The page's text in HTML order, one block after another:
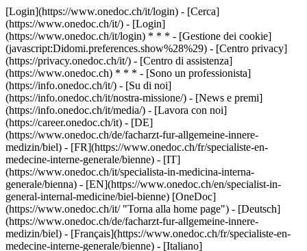
[Login](https://www.onedoc.ch/it/login) - [Cerca]
(https://www.onedoc.ch/it/) - [Login]
(https://www.onedoc.ch/it/login) * * * - [Gestione dei cookie]
(javascript:Didomi.preferences.show%28%29) - [Centro privacy]
(https://privacy.onedoc.ch/it/) - [Centro di assistenza]
(https://www.onedoc.ch) * * * - [Sono un professionista]
(https://info.onedoc.ch/it/) - [Su di noi]
(https://info.onedoc.ch/it/nostra-missione/) - [News e premi]
(https://info.onedoc.ch/it/media/) - [Lavora con noi]
(https://career.onedoc.ch/it) - [DE]
(https://www.onedoc.ch/de/facharzt-fur-allgemeine-innere-
medizin/biel) - [FR](https://www.onedoc.ch/fr/specialiste-en-
medecine-interne-generale/bienne) - [IT]
(https://www.onedoc.ch/it/specialista-in-medicina-interna-
generale/bienna) - [EN](https://www.onedoc.ch/en/specialist-in-
general-internal-medicine/biel-bienne) [OneDoc]
(https://www.onedoc.ch/it/ "Torna alla home page") - [Deutsch]
(https://www.onedoc.ch/de/facharzt-fur-allgemeine-innere-
medizin/biel) - [Français](https://www.onedoc.ch/fr/specialiste-en-
medecine-interne-generale/bienne) - [Italiano]